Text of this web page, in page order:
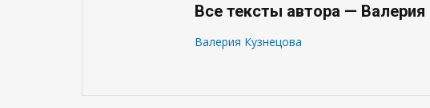
Все тексты автора — Валерия
Валерия Кузнецова